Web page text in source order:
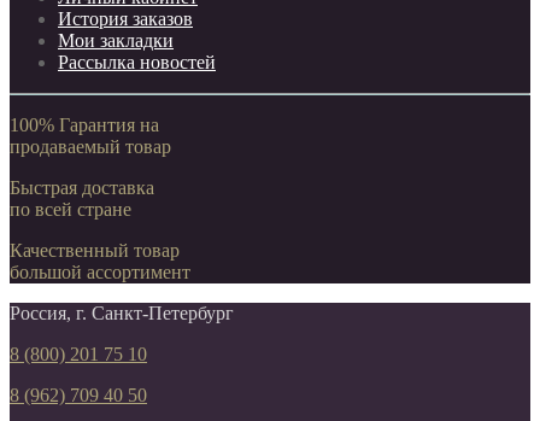
История заказов
Мои закладки
Рассылка новостей
100% Гарантия на
продаваемый товар
Быстрая доставка
по всей стране
Качественный товар
большой ассортимент
Россия, г. Санкт-Петербург
8 (800) 201 75 10
8 (962) 709 40 50